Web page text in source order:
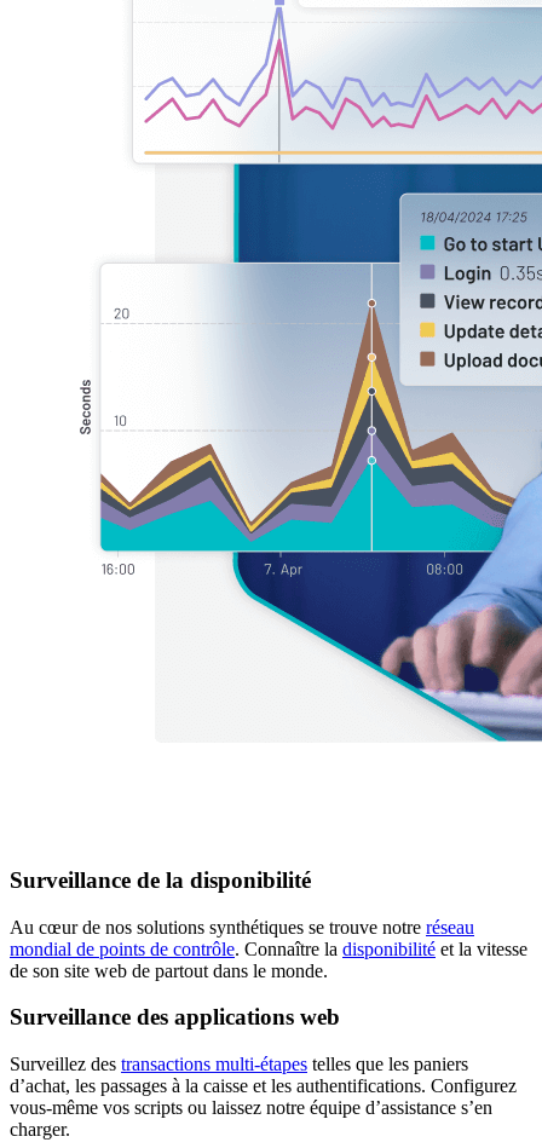
Surveillance de la disponibilité
Au cœur de nos solutions synthétiques se trouve notre réseau
mondial de points de contrôle. Connaître la disponibilité et la vitesse
de son site web de partout dans le monde.
Surveillance des applications web
Surveillez des transactions multi-étapes telles que les paniers
d’achat, les passages à la caisse et les authentifications. Configurez
vous-même vos scripts ou laissez notre équipe d’assistance s’en
charger.